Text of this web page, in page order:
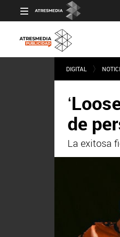
DIGITAL
de
La exitosa